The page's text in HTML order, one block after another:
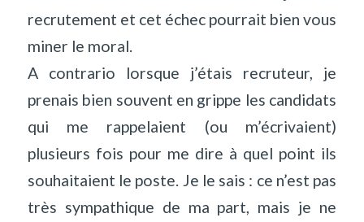
recrutement et cet échec pourrait bien vous
miner le moral.
A contrario lorsque j’étais recruteur, je
prenais bien souvent en grippe les candidats
qui me rappelaient (ou m’écrivaient)
plusieurs fois pour me dire à quel point ils
souhaitaient le poste. Je le sais : ce n’est pas
très sympathique de ma part, mais je ne